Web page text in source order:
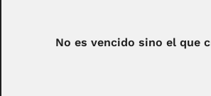
No es vencido sino el que